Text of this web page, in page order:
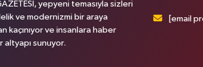
yepyeni temasıyla sizleri
ve modernizmi bir araya
kaçınıyor ve insanlara haber
sunuyor.
[email